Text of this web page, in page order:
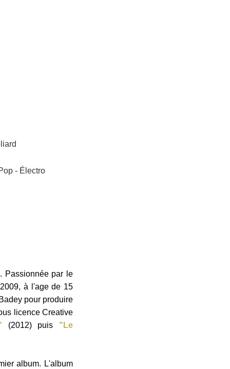
- Électro
Passionnée par le
à l'age de 15
pour produire
licence Creative
(2012) puis "Le
album. L'album